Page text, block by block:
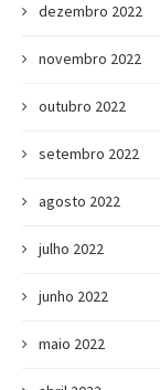
dezembro 2022
novembro 2022
outubro 2022
setembro 2022
agosto 2022
julho 2022
junho 2022
maio 2022